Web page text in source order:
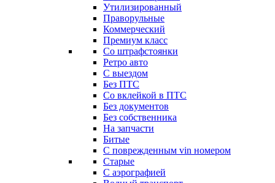
Утилизированный
Праворульные
Коммерческий
Премиум класс
Со штрафстоянки
Ретро авто
С выездом
Без ПТС
Со вклейкой в ПТС
Без документов
Без собственника
На запчасти
Битые
С поврежденным vin номером
Старые
С аэрографией